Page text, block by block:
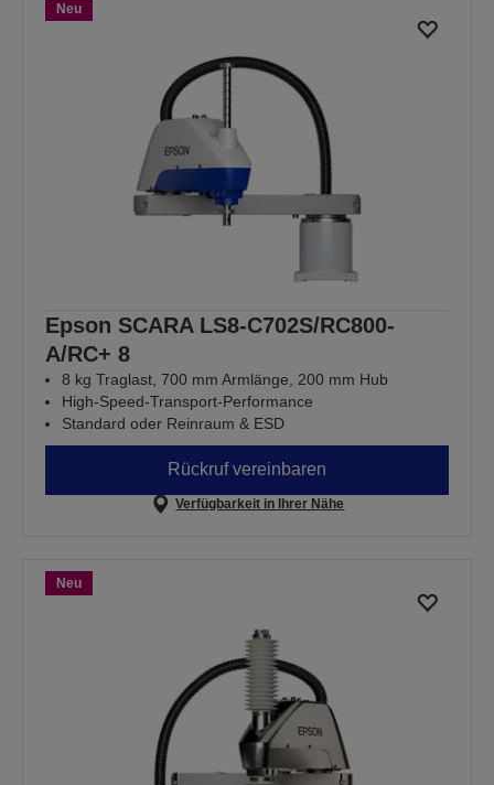
Neu
Epson SCARA LS8-C702S/RC800-
A/RC+ 8
8 kg Traglast, 700 mm Armlänge, 200 mm Hub
High-Speed-Transport-Performance
Standard oder Reinraum & ESD
Rückruf vereinbaren
Verfügbarkeit in Ihrer Nähe
Neu